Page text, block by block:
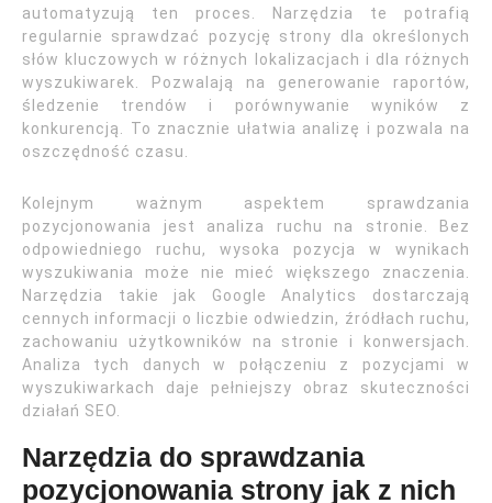
automatyzują ten proces. Narzędzia te potrafią
regularnie sprawdzać pozycję strony dla określonych
słów kluczowych w różnych lokalizacjach i dla różnych
wyszukiwarek. Pozwalają na generowanie raportów,
śledzenie trendów i porównywanie wyników z
konkurencją. To znacznie ułatwia analizę i pozwala na
oszczędność czasu.
Kolejnym ważnym aspektem sprawdzania
pozycjonowania jest analiza ruchu na stronie. Bez
odpowiedniego ruchu, wysoka pozycja w wynikach
wyszukiwania może nie mieć większego znaczenia.
Narzędzia takie jak Google Analytics dostarczają
cennych informacji o liczbie odwiedzin, źródłach ruchu,
zachowaniu użytkowników na stronie i konwersjach.
Analiza tych danych w połączeniu z pozycjami w
wyszukiwarkach daje pełniejszy obraz skuteczności
działań SEO.
Narzędzia do sprawdzania
pozycjonowania strony jak z nich